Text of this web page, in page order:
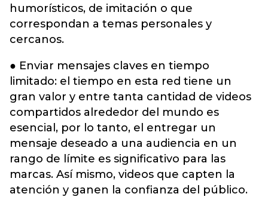
humorísticos, de imitación o que
correspondan a temas personales y
cercanos.
● Enviar mensajes claves en tiempo
limitado: el tiempo en esta red tiene un
gran valor y entre tanta cantidad de videos
compartidos alrededor del mundo es
esencial, por lo tanto, el entregar un
mensaje deseado a una audiencia en un
rango de límite es significativo para las
marcas. Así mismo, videos que capten la
atención y ganen la confianza del público.